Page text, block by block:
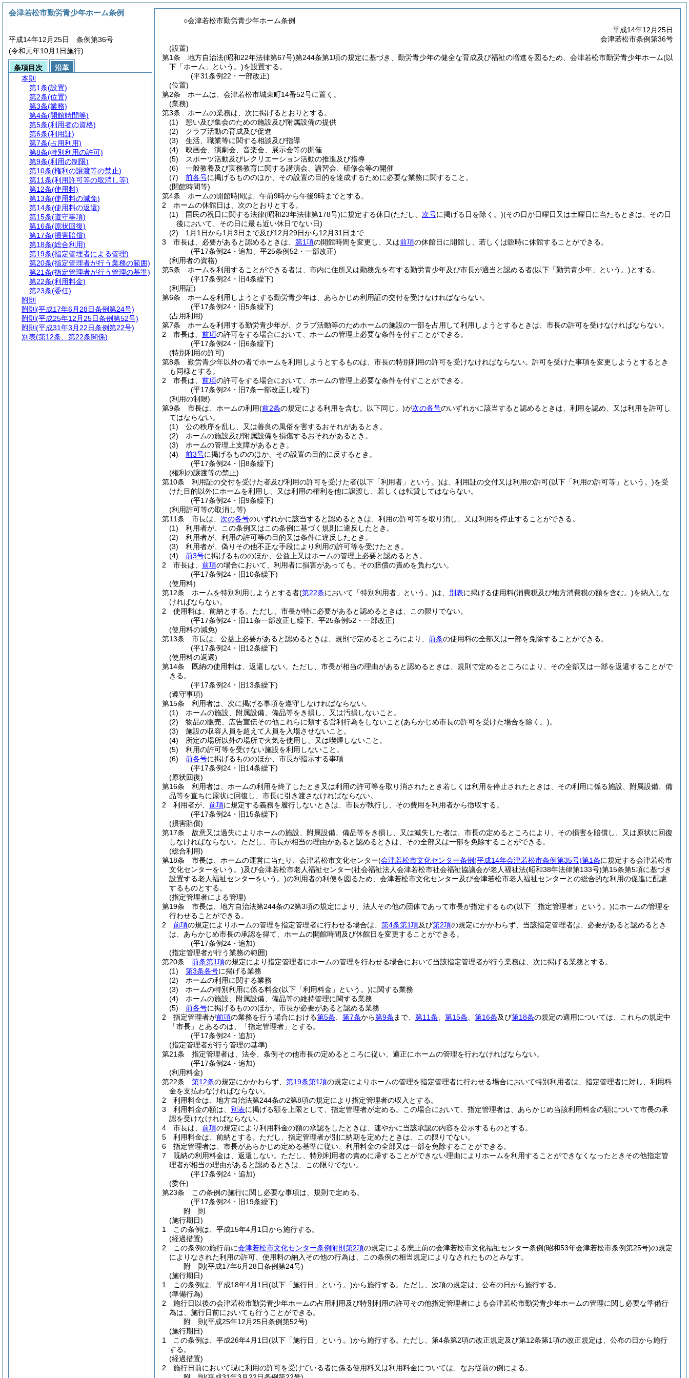
○会津若松市勤労青少年ホーム条例
平成14年12月25日
会津若松市条例第36号
(設置)
第1条
地方自治法(昭和22年法律第67号)第244条第1項の規定に基づき、勤労青少年の健全な育成及び福祉の増進を図るため、会津若松市勤労青少年ホーム(以
下「ホーム」という。)を設置する。
(平31条例22・一部改正)
(位置)
第2条
ホームは、会津若松市城東町14番52号に置く。
(業務)
第3条
ホームの業務は、次に掲げるとおりとする。
(1)
憩い及び集会のための施設及び附属設備の提供
(2)
クラブ活動の育成及び促進
(3)
生活、職業等に関する相談及び指導
(4)
映画会、演劇会、音楽会、展示会等の開催
(5)
スポーツ活動及びレクリエーション活動の推進及び指導
(6)
一般教養及び実務教育に関する講演会、講習会、研修会等の開催
(7)
前各号に掲げるもののほか、その設置の目的を達成するために必要な業務に関すること。
(開館時間等)
第4条
ホームの開館時間は、午前9時から午後9時までとする。
2
ホームの休館日は、次のとおりとする。
(1)
国民の祝日に関する法律(昭和23年法律第178号)に規定する休日(ただし、 次号に掲げる日を除く。)(その日が日曜日又は土曜日に当たるときは、その日
後において、その日に最も近い休日でない日)
(2)
1月1日から1月3日まで及び12月29日から12月31日まで
3
市長は、必要があると認めるときは、 第1項の開館時間を変更し、又は前項の休館日に開館し、若しくは臨時に休館することができる。
(平17条例24・追加、平25条例52・一部改正)
(利用者の資格)
第5条
ホームを利用することができる者は、市内に住所又は勤務先を有する勤労青少年及び市長が適当と認める者(以下「勤労青少年」という。)とする。
(平17条例24・旧4条繰下)
(利用証)
第6条
ホームを利用しようとする勤労青少年は、あらかじめ利用証の交付を受けなければならない。
(平17条例24・旧5条繰下)
(占用利用)
第7条
ホームを利用する勤労青少年が、クラブ活動等のためホームの施設の一部を占用して利用しようとするときは、市長の許可を受けなければならない。
2
市長は、 前項の許可をする場合において、ホームの管理上必要な条件を付すことができる。
(平17条例24・旧6条繰下)
(特別利用の許可)
第8条
勤労青少年以外の者でホームを利用しようとするものは、市長の特別利用の許可を受けなければならない。 許可を受けた事項を変更しようとするとき
も同様とする。
2
市長は、 前項の許可をする場合において、ホームの管理上必要な条件を付すことができる。
(平17条例24・旧7条一部改正し繰下)
(利用の制限)
第9条
市長は、ホームの利用(前2条の規定による利用を含む。以下同じ。)が次の各号のいずれかに該当すると認めるときは、利用を認め、又は利用を許可し
てはならない。
(1)
公の秩序を乱し、又は善良の風俗を害するおそれがあるとき。
(2)
ホームの施設及び附属設備を損傷するおそれがあるとき。
(3)
ホームの管理上支障があるとき。
(4)
前3号に掲げるもののほか、その設置の目的に反するとき。
(平17条例24・旧8条繰下)
(権利の譲渡等の禁止)
第10条
利用証の交付を受けた者及び利用の許可を受けた者(以下「利用者」という。)は、利用証の交付又は利用の許可(以下「利用の許可等」という。)を受
けた目的以外にホームを利用し、又は利用の権利を他に譲渡し、若しくは転貸してはならない。
(平17条例24・旧9条繰下)
(利用許可等の取消し等)
第11条
市長は、 次の各号のいずれかに該当すると認めるときは、利用の許可等を取り消し、又は利用を停止することができる。
(1)
利用者が、この条例又はこの条例に基づく規則に違反したとき。
(2)
利用者が、利用の許可等の目的又は条件に違反したとき。
(3)
利用者が、偽りその他不正な手段により利用の許可等を受けたとき。
(4)
前3号に掲げるもののほか、公益上又はホームの管理上必要と認めるとき。
2
市長は、 前項の場合において、利用者に損害があっても、その賠償の責めを負わない。
(平17条例24・旧10条繰下)
(使用料)
第12条
ホームを特別利用しようとする者(第22条において「特別利用者」という。)は、 別表に掲げる使用料(消費税及び地方消費税の額を含む。)を納入しな
ければならない。
2
使用料は、前納とする。 ただし、市長が特に必要があると認めるときは、この限りでない。
(平17条例24・旧11条一部改正し繰下、平25条例52・一部改正)
(使用料の減免)
第13条
市長は、公益上必要があると認めるときは、規則で定めるところにより、 前条の使用料の全部又は一部を免除することができる。
(平17条例24・旧12条繰下)
(使用料の返還)
第14条
既納の使用料は、返還しない。 ただし、市長が相当の理由があると認めるときは、規則で定めるところにより、その全部又は一部を返還することがで
きる。
(平17条例24・旧13条繰下)
(遵守事項)
第15条
利用者は、次に掲げる事項を遵守しなければならない。
(1)
ホームの施設、附属設備、備品等をき損し、又は汚損しないこと。
(2)
物品の販売、広告宣伝その他これらに類する営利行為をしないこと(あらかじめ市長の許可を受けた場合を除く。)。
(3)
施設の収容人員を超えて人員を入場させないこと。
(4)
所定の場所以外の場所で火気を使用し、又は喫煙しないこと。
(5)
利用の許可等を受けない施設を利用しないこと。
(6)
前各号に掲げるもののほか、市長が指示する事項
(平17条例24・旧14条繰下)
(原状回復)
第16条
利用者は、ホームの利用を終了したとき又は利用の許可等を取り消されたとき若しくは利用を停止されたときは、その利用に係る施設、附属設備、備
品等を直ちに原状に回復し、市長に引き渡さなければならない。
2
利用者が、 前項に規定する義務を履行しないときは、市長が執行し、その費用を利用者から徴収する。
(平17条例24・旧15条繰下)
(損害賠償)
第17条
故意又は過失によりホームの施設、附属設備、備品等をき損し、又は滅失した者は、市長の定めるところにより、その損害を賠償し、又は原状に回復
しなければならない。 ただし、市長が相当の理由があると認めるときは、その全部又は一部を免除することができる。
(総合利用)
第18条
市長は、ホームの運営に当たり、会津若松市文化センター(会津若松市文化センター条例(平成14年会津若松市条例第35号)第1条に規定する会津若松市
文化センターをいう。)及び会津若松市老人福祉センター(社会福祉法人会津若松市社会福祉協議会が老人福祉法(昭和38年法律第133号)第15条第5項に基づき
設置する老人福祉センターをいう。)の利用者の利便を図るため、会津若松市文化センター及び会津若松市老人福祉センターとの総合的な利用の促進に配慮
するものとする。
(指定管埋者による管理)
第19条
市長は、地方自治法第244条の2第3項の規定により、法人その他の団体であって市長が指定するもの(以下「指定管理者」という。)にホームの管理を
行わせることができる。
2
前項の規定によりホームの管理を指定管理者に行わせる場合は、 第4条第1項及び第2項の規定にかかわらず、当該指定管理者は、必要があると認めるとき
は、あらかじめ市長の承認を得て、ホームの開館時間及び休館日を変更することができる。
(平17条例24・追加)
(指定管理者が行う業務の範囲)
第20条
前条第1項の規定により指定管理者にホームの管理を行わせる場合において当該指定管理者が行う業務は、次に掲げる業務とする。
(1)
第3条各号に掲げる業務
(2)
ホームの利用に関する業務
(3)
ホームの特別利用に係る料金(以下「利用料金」という。)に関する業務
(4)
ホームの施設、附属設備、備品等の維持管理に関する業務
(5)
前各号に掲げるもののほか、市長が必要があると認める業務
2
指定管理者が前項の業務を行う場合における第5条 第7条から第9条 まで、 第11条 第15条 第16条及び第18条の規定の適用については、これらの規定中
「市長」とあるのは、「指定管理者」とする。
(平17条例24・追加)
(指定管理者が行う管理の基準)
第21条
指定管理者は、法令、条例その他市長の定めるところに従い、適正にホームの管理を行わなければならない。
(平17条例24・追加)
(利用料金)
第22条
第12条の規定にかかわらず、 第19条第1項の規定によりホームの管理を指定管理者に行わせる場合において特別利用者は、指定管理者に対し、利用料
金を支払わなければならない。
2
利用料金は、地方自治法第244条の2第8項の規定により指定管理者の収入とする。
3
利用料金の額は、 別表に掲げる額を上限として、指定管理者が定める。
この場合において、指定管理者は、あらかじめ当該利用料金の額について市長の承
認を受けなければならない。
4
市長は、 前項の規定により利用料金の額の承認をしたときは、速やかに当該承認の内容を公示するものとする。
5
利用料金は、前納とする。 ただし、指定管理者が別に納期を定めたときは、この限りでない。
6
指定管理者は、市長があらかじめ定める基準に従い、利用料金の全部又は一部を免除することができる。
7
既納の利用料金は、返還しない。 ただし、特別利用者の責めに帰することができない理由によりホームを利用することができなくなったときその他指定管
理者が相当の理由があると認めるときは、この限りでない。
(平17条例24・追加)
(委任)
第23条
この条例の施行に関し必要な事項は、規則で定める。
(平17条例24・旧19条繰下)
附 則
(施行期日)
1
この条例は、平成15年4月1日から施行する。
(経過措置)
2
この条例の施行前に会津若松市文化センター条例附則第2項の規定による廃止前の会津若松市文化福祉センター条例(昭和53年会津若松市条例第25号)の規定
によりなされた利用の許可、使用料の納入その他の行為は、この条例の相当規定によりなされたものとみなす。
附 則(平成17年6月28日条例第24号)
(施行期日)
1
この条例は、平成18年4月1日(以下「施行日」という。)から施行する。 ただし、次項の規定は、公布の日から施行する。
(準備行為)
2
施行日以後の会津若松市勤労青少年ホームの占用利用及び特別利用の許可その他指定管理者による会津若松市勤労青少年ホームの管理に関し必要な準備行
為は、施行日前においても行うことができる。
附 則(平成25年12月25日条例第52号)
(施行期日)
1
この条例は、平成26年4月1日(以下「施行日」という。)から施行する。 ただし、第4条第2項の改正規定及び第12条第1項の改正規定は、公布の日から施行
する。
(経過措置)
2
施行日前において現に利用の許可を受けている者に係る使用料又は利用料金については、なお従前の例による。
会津若松市勤労青少年ホーム条例
平成14年12月25日 条例第36号
(令和元年10月1日施行)
条項目次
沿革
本則
第1条(設置)
第2条(位置)
第3条(業務)
第4条(開館時間等)
第5条(利用者の資格)
第6条(利用証)
第7条(占用利用)
第8条(特別利用の許可)
第9条(利用の制限)
第10条(権利の譲渡等の禁止)
第11条(利用許可等の取消し等)
第12条(使用料)
第13条(使用料の減免)
第14条(使用料の返還)
第15条(遵守事項)
第16条(原状回復)
第17条(損害賠償)
第18条(総合利用)
第19条(指定管埋者による管理)
第20条(指定管理者が行う業務の範囲)
第21条(指定管理者が行う管理の基準)
第22条(利用料金)
第23条(委任)
附則
附則 (平成17年6月28日条例第24号)
附則 (平成25年12月25日条例第52号)
附則 (平成31年3月22日条例第22号)
別表(第12条、第22条関係)